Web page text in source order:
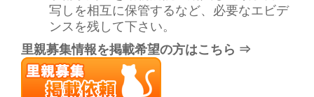
写しを相互に保管するなど、必要なエビデ
ンスを残して下さい。
里親募集情報を掲載希望の方はこちら ⇒